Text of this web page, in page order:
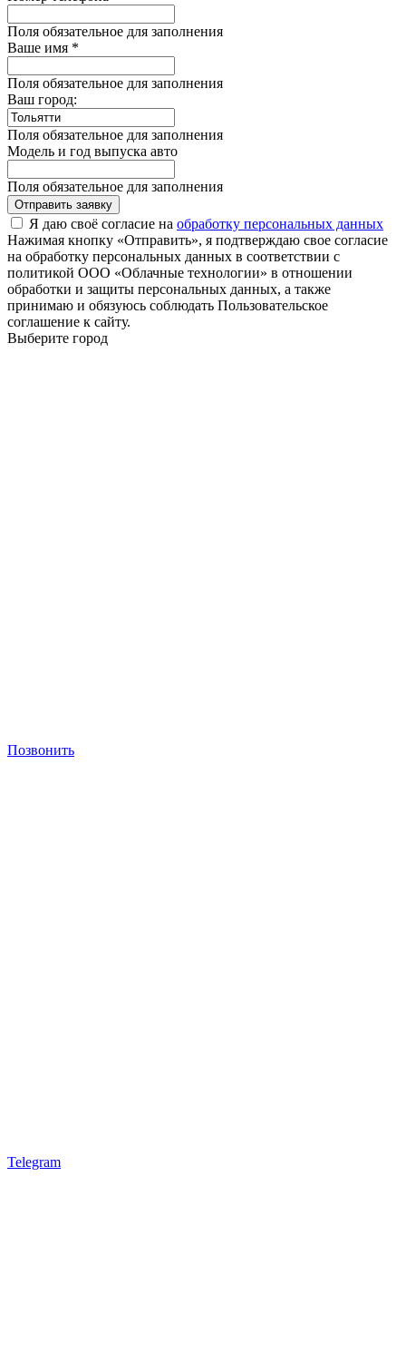
Поля обязательное для заполнения
Ваше имя *
Поля обязательное для заполнения
Ваш город:
Поля обязательное для заполнения
Модель и год выпуска авто
Поля обязательное для заполнения
Отправить заявку
Я даю своё согласие на обработку персональных данных
Нажимая кнопку «Отправить», я подтверждаю свое согласие
на обработку персональных данных в соответствии с
политикой ООО «Облачные технологии» в отношении
обработки и защиты персональных данных, а также
принимаю и обязуюсь соблюдать Пользовательское
соглашение к сайту.
Выберите город
Позвонить
Telegram